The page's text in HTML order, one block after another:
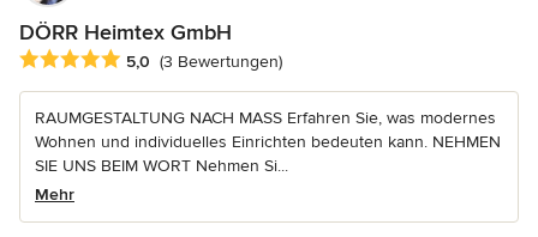
DÖRR Heimtex GmbH
Durchschnittliche Bewertung: 5 von 5 Sternen
5,0 (3 Bewertungen)
RAUMGESTALTUNG NACH MASS Erfahren Sie, was modernes
Wohnen und individuelles Einrichten bedeuten kann. NEHMEN
SIE UNS BEIM WORT Nehmen Si...
Mehr